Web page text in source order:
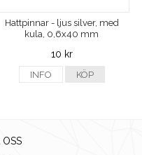
Hattpinnar - ljus silver, med
kula, 0,6x40 mm
10 kr
INFO KÖP
OSS